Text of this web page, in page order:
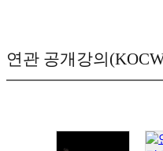
연관 공개강의